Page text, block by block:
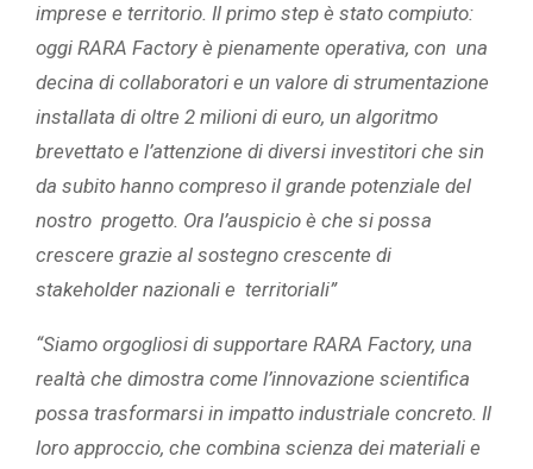
imprese e territorio. Il primo step è stato compiuto:
oggi RARA Factory è pienamente operativa, con una
decina di collaboratori e un valore di strumentazione
installata di oltre 2 milioni di euro, un algoritmo
brevettato e l’attenzione di diversi investitori che sin
da subito hanno compreso il grande potenziale del
nostro progetto. Ora l’auspicio è che si possa
crescere grazie al sostegno crescente di
stakeholder nazionali e territoriali”
“Siamo orgogliosi di supportare RARA Factory, una
realtà che dimostra come l’innovazione scientifica
possa trasformarsi in impatto industriale concreto. Il
loro approccio, che combina scienza dei materiali e